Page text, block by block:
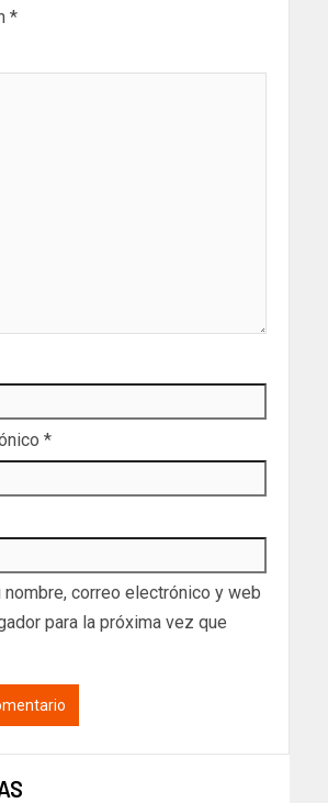
*
*
nombre, correo electrónico y web
para la próxima vez que